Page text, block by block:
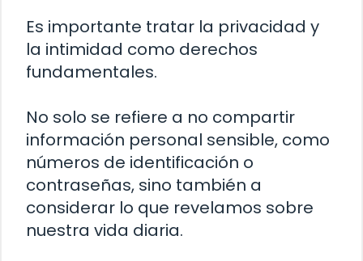
Es importante tratar la privacidad y
la intimidad como derechos
fundamentales.
No solo se refiere a no compartir
información personal sensible, como
números de identificación o
contraseñas, sino también a
considerar lo que revelamos sobre
nuestra vida diaria.